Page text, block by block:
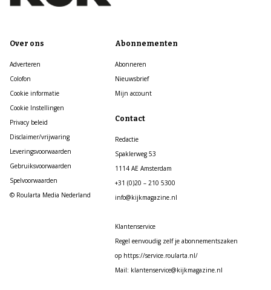
Over ons
Adverteren
Colofon
Cookie informatie
Cookie Instellingen
Privacy beleid
Disclaimer/vrijwaring
Leveringsvoorwaarden
Gebruiksvoorwaarden
Spelvoorwaarden
© Roularta Media Nederland
Abonnementen
Abonneren
Nieuwsbrief
Mijn account
Contact
Redactie
Spaklerweg 53
1114 AE Amsterdam
+31 (0)20 – 210 5300
info@kijkmagazine.nl
Klantenservice
Regel eenvoudig zelf je abonnementszaken
op https://service.roularta.nl/
Mail: klantenservice@kijkmagazine.nl